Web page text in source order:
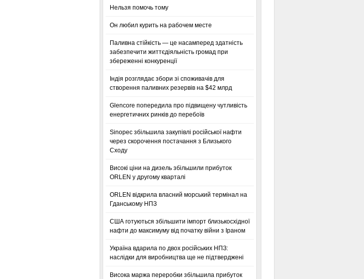
Нельзя помочь тому
Он любил курить на рабочем месте
Паливна стійкість — це насамперед здатність
забезпечити життєдіяльність громад при
збереженні конкуренції
Індія розглядає збори зі споживачів для
створення паливних резервів на $42 млрд
Glencore попередила про підвищену чутливість
енергетичних ринків до перебоїв
Sinopec збільшила закупівлі російської нафти
через скорочення постачання з Близького
Сходу
Високі ціни на дизель збільшили прибуток
ORLEN у другому кварталі
ORLEN відкрила власний морський термінал на
Гданському НПЗ
США готуються збільшити імпорт близькосхідної
нафти до максимуму від початку війни з Іраном
Україна вдарила по двох російських НПЗ:
наслідки для виробництва ще не підтверджені
Висока маржа переробки збільшила прибуток